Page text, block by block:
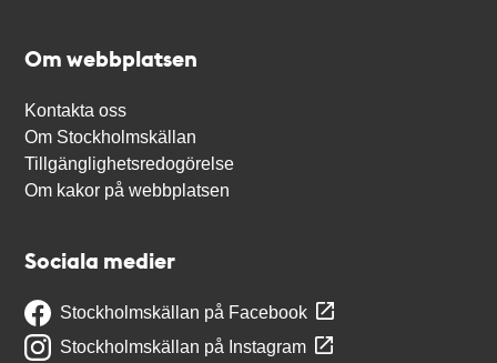
Om webbplatsen
Kontakta oss
Om Stockholmskällan
Tillgänglighetsredogörelse
Om kakor på webbplatsen
Sociala medier
Stockholmskällan på Facebook
Stockholmskällan på Instagram